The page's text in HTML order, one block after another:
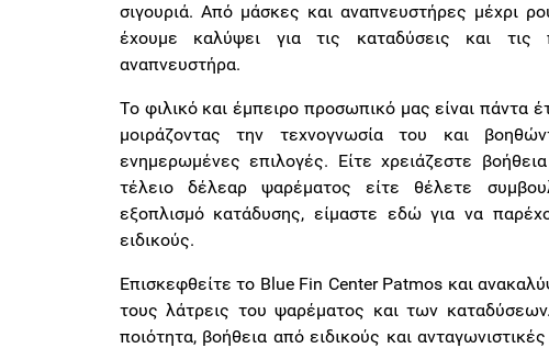
σιγουριά. Από μάσκες και αναπνευστήρες μέχρι
έχουμε καλύψει για τις καταδύσεις και τις
αναπνευστήρα.
Το φιλικό και έμπειρο προσωπικό μας είναι πάντα
μοιράζοντας την τεχνογνωσία του και
ενημερωμένες επιλογές. Είτε χρειάζεστε
τέλειο δέλεαρ ψαρέματος είτε θέλετε
εξοπλισμό κατάδυσης, είμαστε εδώ για να
ειδικούς.
Επισκεφθείτε το Blue Fin Center Patmos και
τους λάτρεις του ψαρέματος και των
ποιότητα, βοήθεια από ειδικούς και ανταγωνιστικές